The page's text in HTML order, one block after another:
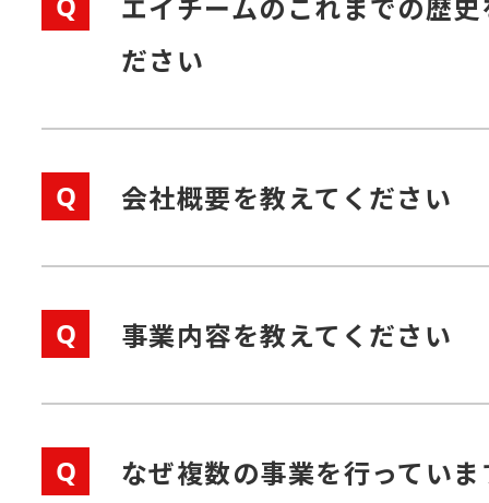
ださい
Q 会社概要を教えてください
Q 事業内容を教えてください
Q なぜ複数の事業を行ってい